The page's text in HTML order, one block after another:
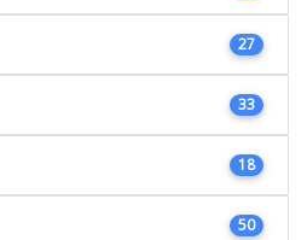
27
33
18
50